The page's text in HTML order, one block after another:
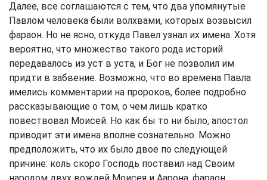
Далее, все соглашаются с тем, что два упомянутые
Павлом человека были волхвами, которых возвысил
фараон. Но не ясно, откуда Павел узнал их имена. Хотя
вероятно, что множество такого рода историй
передавалось из уст в уста, и Бог не позволил им
придти в забвение. Возможно, что во времена Павла
имелись комментарии на пророков, более подробно
рассказывающие о том, о чем лишь кратко
повествовал Моисей. Но как бы то ни было, апостол
приводит эти имена вполне сознательно. Можно
предположить, что их было двое по следующей
причине: коль скоро Господь поставил над Своим